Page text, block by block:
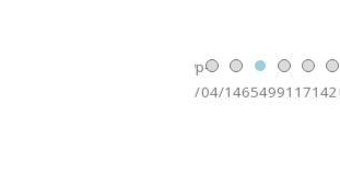
БЛАГОЧИНИЕ